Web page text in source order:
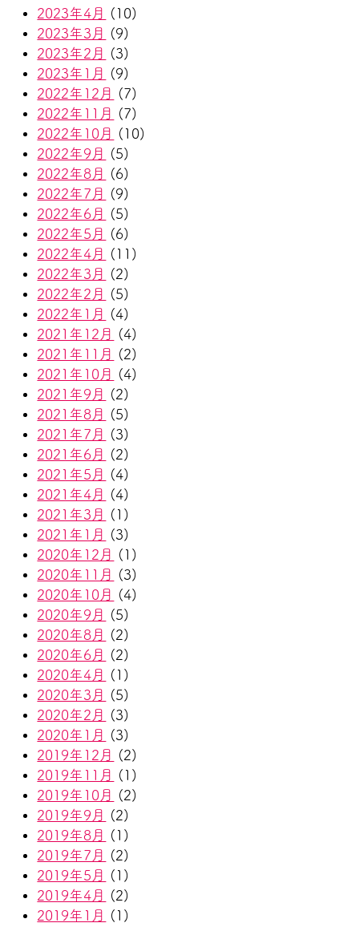
2023年4月
(10)
2023年3月
(9)
2023年2月
(3)
2023年1月
(9)
2022年12月
(7)
2022年11月
(7)
2022年10月
(10)
2022年9月
(5)
2022年8月
(6)
2022年7月
(9)
2022年6月
(5)
2022年5月
(6)
2022年4月
(11)
2022年3月
(2)
2022年2月
(5)
2022年1月
(4)
2021年12月
(4)
2021年11月
(2)
2021年10月
(4)
2021年9月
(2)
2021年8月
(5)
2021年7月
(3)
2021年6月
(2)
2021年5月
(4)
2021年4月
(4)
2021年3月
(1)
2021年1月
(3)
2020年12月
(1)
2020年11月
(3)
2020年10月
(4)
2020年9月
(5)
2020年8月
(2)
2020年6月
(2)
2020年4月
(1)
2020年3月
(5)
2020年2月
(3)
2020年1月
(3)
2019年12月
(2)
2019年11月
(1)
2019年10月
(2)
2019年9月
(2)
2019年8月
(1)
2019年7月
(2)
2019年5月
(1)
2019年4月
(2)
2019年1月
(1)